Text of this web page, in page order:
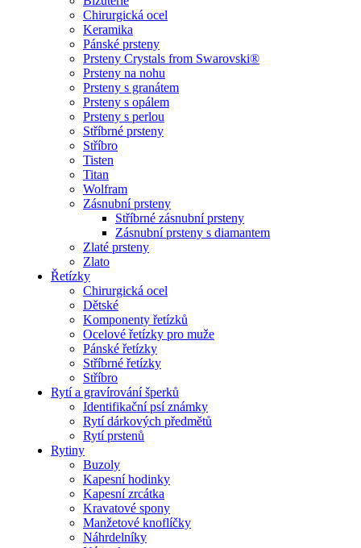
Chirurgická ocel
Keramika
Pánské prsteny
Prsteny Crystals from Swarovski®
Prsteny na nohu
Prsteny s granátem
Prsteny s opálem
Prsteny s perlou
Stříbrné prsteny
Stříbro
Tisten
Titan
Wolfram
Zásnubní prsteny
Stříbrné zásnubní prsteny
Zásnubní prsteny s diamantem
Zlaté prsteny
Zlato
Řetízky
Chirurgická ocel
Dětské
Komponenty řetízků
Ocelové řetízky pro muže
Pánské řetízky
Stříbrné řetízky
Stříbro
Rytí a gravírování šperků
Identifikační psí známky
Rytí dárkových předmětů
Rytí prstenů
Rytiny
Buzoly
Kapesní hodinky
Kapesní zrcátka
Kravatové spony
Manžetové knoflíčky
Náhrdelníky